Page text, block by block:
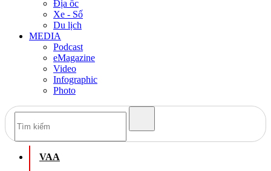
Địa ốc
Xe - Số
Du lịch
MEDIA
Podcast
eMagazine
Video
Infographic
Photo
VAA